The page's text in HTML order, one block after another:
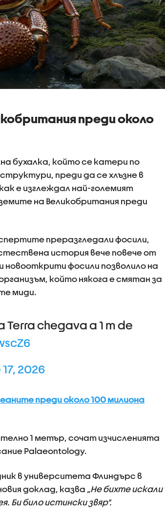
преди около
бухалка, който се катери по
преди да се хлъзне в
е изглеждал най-големият
на Великобритания преди
преразгледали фосили,
история вече повече от
новооткрити фосили позволило на
който някога е смятан за
миди.
chegava a 1 m de
2026
преди около 100 милиона
1 метър, сочат изчисленията
Palaeontology.
в университета Флиндърс в
доклад, казва „Не бихте искали
Би било истински звяр".